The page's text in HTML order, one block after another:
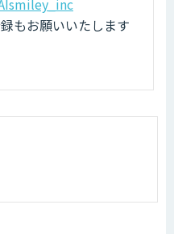
もお願いいたします